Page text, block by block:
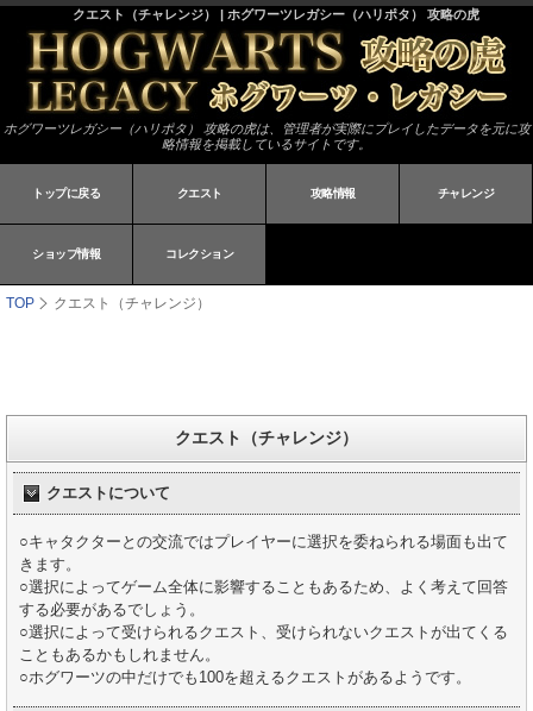
クエスト（チャレンジ） | ホグワーツレガシー（ハリポタ） 攻略の虎
ホグワーツレガシー（ハリポタ） 攻略の虎は、管理者が実際にプレイしたデータを元に攻
略情報を掲載しているサイトです。
トップに戻る クエスト 攻略情報 チャレンジ
ショップ情報 コレクション
TOP クエスト（チャレンジ）
クエスト（チャレンジ）
クエストについて
○キャタクターとの交流ではプレイヤーに選択を委ねられる場面も出て
きます。
○選択によってゲーム全体に影響することもあるため、よく考えて回答
する必要があるでしょう。
○選択によって受けられるクエスト、受けられないクエストが出てくる
こともあるかもしれません。
○ホグワーツの中だけでも100を超えるクエストがあるようです。